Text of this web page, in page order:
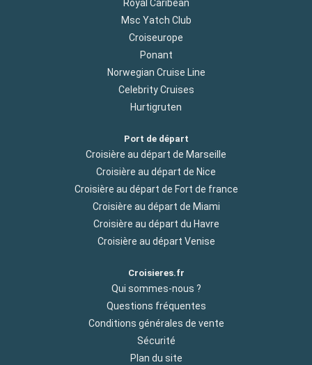
Royal Caribean
Msc Yatch Club
Croiseurope
Ponant
Norwegian Cruise Line
Celebrity Cruises
Hurtigruten
Port de départ
Croisière au départ de Marseille
Croisière au départ de Nice
Croisière au départ de Fort de france
Croisière au départ de Miami
Croisière au départ du Havre
Croisière au départ Venise
Croisieres.fr
Qui sommes-nous ?
Questions fréquentes
Conditions générales de vente
Sécurité
Plan du site